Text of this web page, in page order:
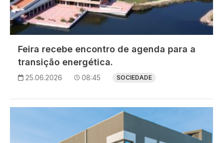
Feira recebe encontro de agenda para a
transição energética.
25.06.2026 08:45 SOCIEDADE